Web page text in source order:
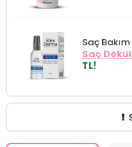
Saç
Saç
TL!